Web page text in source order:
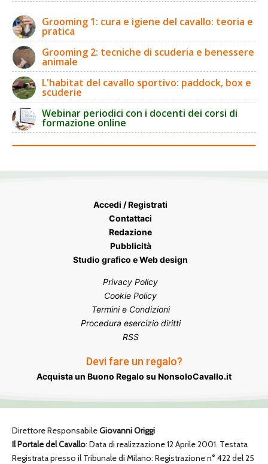
Grooming 1: cura e igiene del cavallo: teoria e
pratica
Grooming 2: tecniche di scuderia e benessere
animale
L'habitat del cavallo sportivo: paddock, box e
scuderie
Webinar periodici con i docenti dei corsi di
formazione online
Accedi / Registrati
Contattaci
Redazione
Pubblicità
Studio grafico e Web design
Privacy Policy
Cookie Policy
Termini e Condizioni
Procedura esercizio diritti
RSS
Devi fare un regalo?
Acquista un Buono Regalo su NonsoloCavallo.it
Direttore ResponsabileGiovanni Origgi
Il Portale del Cavallo: Data di realizzazione 12 Aprile 2001. Testata
Registrata presso il Tribunale di Milano: Registrazione n° 422 del 25